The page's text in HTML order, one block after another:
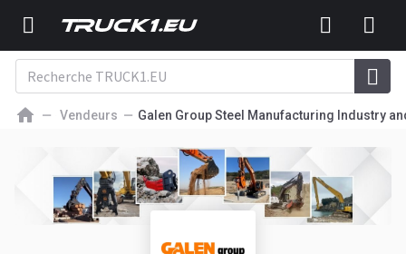
Vendeurs Galen Group Steel Manufacturing Industry